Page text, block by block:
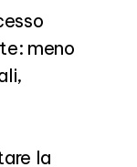
meno
la